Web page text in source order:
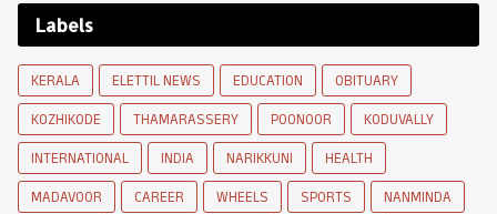
Labels
KERALA ELETTIL NEWS EDUCATION
OBITUARY
KOZHIKODE
THAMARASSERY POONOOR
KODUVALLY
INTERNATIONAL
INDIA NARIKKUNI
HEALTH
MADAVOOR
CAREER WHEELS SPORTS
NANMINDA